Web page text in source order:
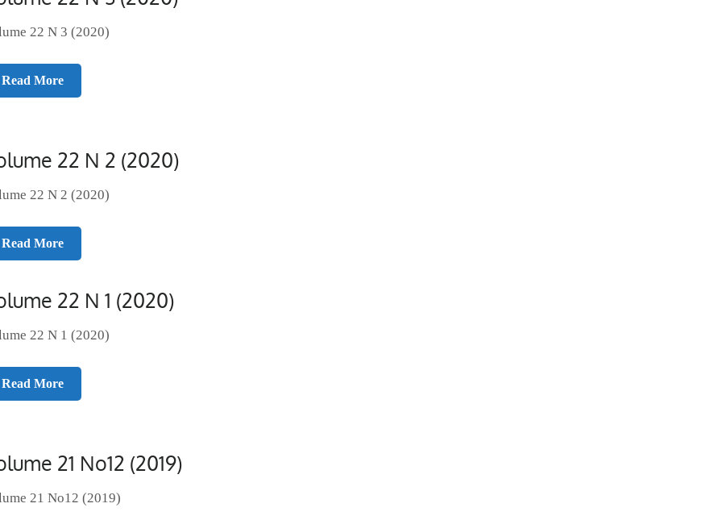
22 N 3 (2020)
Read More
22 N 2 (2020)
22 N 2 (2020)
Read More
22 N 1 (2020)
22 N 1 (2020)
Read More
21 No12 (2019)
21 No12 (2019)